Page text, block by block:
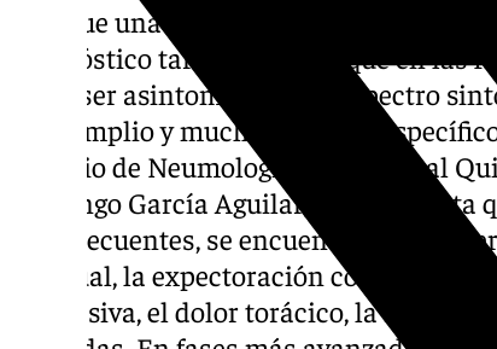
Y es que una de las causas de la alta
diagnóstico tardío debido a que en las
suele ser asintomática. «El espectro
muy amplio y muchas veces
Servicio de Neumología del Hospital
Domingo García Aguilar, quien apunta
más frecuentes, se encuentran la tos
habitual, la expectoración con sangre,
progresiva, el dolor torácico, la